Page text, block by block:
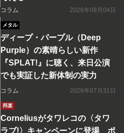
コラム 2026年08月04日
メタル
ディープ・パープル（Deep
Purple）の素晴らしい新作
『SPLAT!』に聴く、来日公演
でも実証した新体制の実力
コラム 2026年07月31日
邦楽
Corneliusがタワレコの〈タワ
ラブ!〉キャンペーンに登場 ポ